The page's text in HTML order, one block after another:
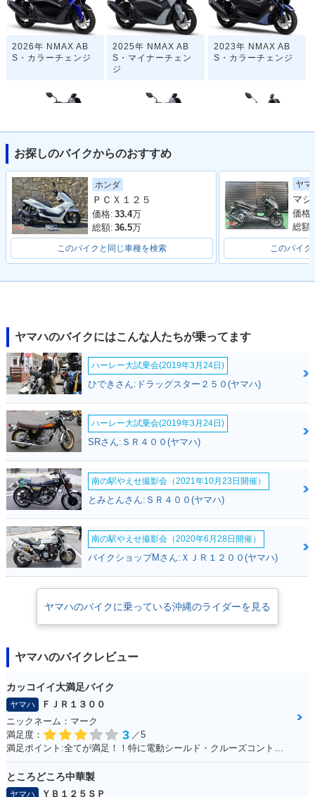
2026年 NMAX AB
S・カラーチェンジ
2025年 NMAX AB
S・マイナーチェン
ジ
2023年 NMAX AB
S・カラーチェンジ
2022年 NMAX AB
S・カラーチェンジ
2021年 NMAX AB
S・フルモデルチェ
ンジ
2021年 NMAX ABS
2017年 NMAX AB
S・マイナーチェン
ジ
2016年 NMAX・新
登場
お探しのバイクからのおすすめ
ホンダ
ＰＣＸ１２５
価格: 33.4万
総額: 36.5万
このバイクと同じ車種を検索
ヤマ
価格:
総額:
このバイク
ヤマハのバイクにはこんな人たちが乗ってます
ハーレー大試乗会(2019年3月24日)
ひできさん:ドラッグスター２５０(ヤマハ)
ハーレー大試乗会(2019年3月24日)
SRさん:ＳＲ４００(ヤマハ)
南の駅やえせ撮影会（2021年10月23日開催）
とみとんさん:ＳＲ４００(ヤマハ)
南の駅やえせ撮影会（2020年6月28日開催）
バイクショップMさん:ＸＪＲ１２００(ヤマハ)
ヤマハのバイクに乗っている沖縄のライダーを見る
ヤマハのバイクレビュー
カッコイイ大満足バイク
ヤマハ
ＦＪＲ１３００
ニックネーム：マーク
満足度：
3 ／5
満足ポイント:全てが満足！！特に電動シールド・クルーズコントロール！
ところどころ中華製
ヤマハ ＹＢ１２５ＳＰ